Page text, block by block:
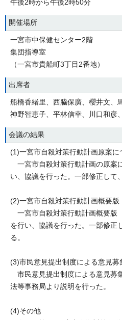
午後2時から午後2時50分
開催場所
一宮市中保健センター2階
集団指導室
（一宮市貴船町3丁目2番地）
出席者
船橋香緒里、西脇保廣、櫻井文、
神野智恵子、平林信幸、川口和彦
会議の結果
(1)一宮市自殺対策行動計画原案に
一宮市自殺対策行動計画の原案
い、協議を行った。一部修正して
(2)一宮市自殺対策行動計画概要版
一宮市自殺対策行動計画概要版
を行い、協議を行った。一部修正
る。
(3)市民意見提出制度による意見募
市民意見提出制度による意見募
法等事務局より説明を行った。
(4)その他